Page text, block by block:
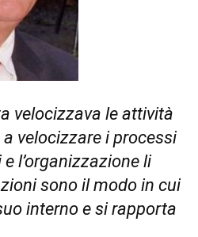
velocizzava le attività
velocizzare i processi
l’organizzazione li
sono il modo in cui
interno e si rapporta